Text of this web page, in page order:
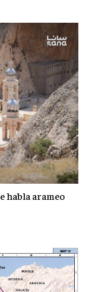
habla arameo